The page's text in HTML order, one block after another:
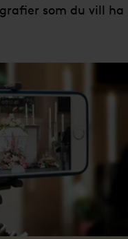
som du vill ha